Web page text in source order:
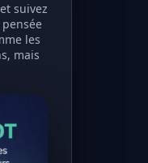
suivez
les
mais